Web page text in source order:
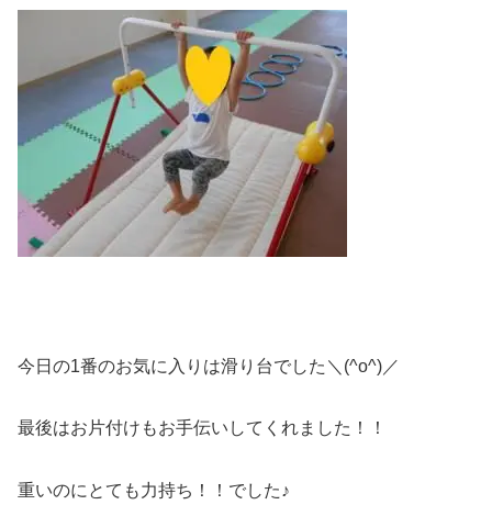
今日の1番のお気に入りは滑り台でした＼(^o^)／
最後はお片付けもお手伝いしてくれました！！
重いのにとても力持ち！！でした♪